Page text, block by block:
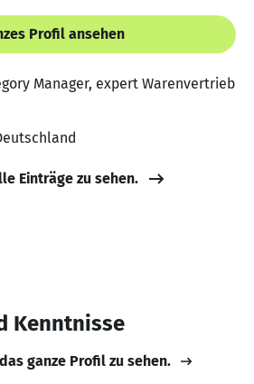
Profil ansehen
Manager, expert Warenvertrieb
Einträge zu sehen.
Kenntnisse
ganze Profil zu sehen.